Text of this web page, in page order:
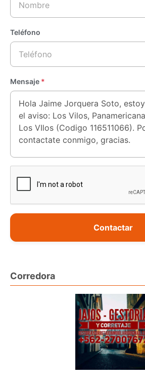
Teléfono
Mensaje *
Contactar
Corredora